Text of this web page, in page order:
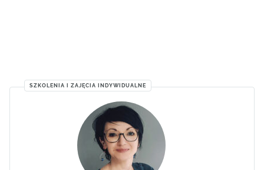
SZKOLENIA I ZAJĘCIA INDYWIDUALNE